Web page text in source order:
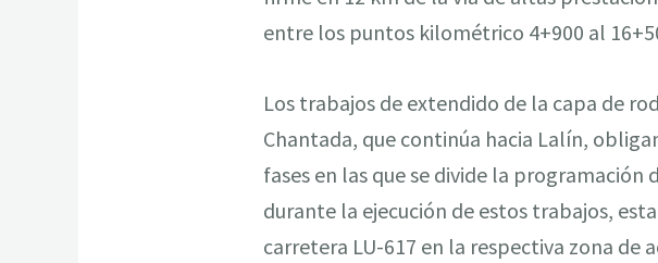
entre los puntos kilométrico 4+900 al
Los trabajos de extendido de la capa de
Chantada, que continúa hacia Lalín,
fases en las que se divide la
durante la ejecución de estos trabajos,
carretera LU-617 en la respectiva zona de